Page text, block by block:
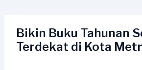
kontenBikin Buku Tahunan
Terdekat di Kota